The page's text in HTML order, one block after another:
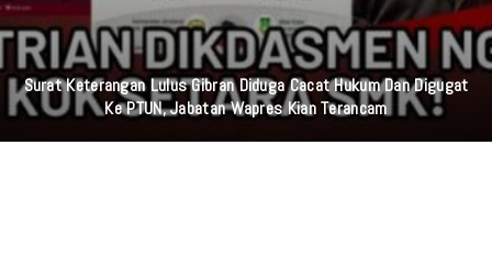
Surat Keterangan Lulus Gibran Diduga Cacat Hukum Dan Digugat
Ke PTUN, Jabatan Wapres Kian Terancam